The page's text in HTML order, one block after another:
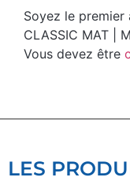
Soyez le premier
CLASSIC MAT |
Vous devez être
LES